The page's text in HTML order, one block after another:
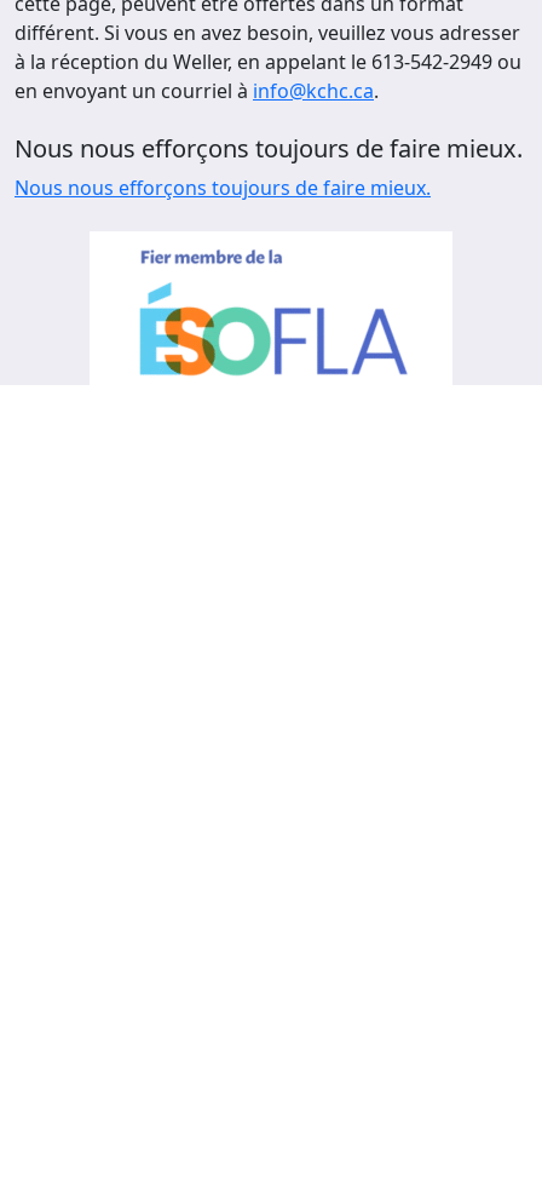
différent. Si vous en avez besoin, veuillez vous adresser
à la réception du Weller, en appelant le 613-542-2949 ou
en envoyant un courriel à info@kchc.ca.
Nous nous efforçons toujours de faire mieux.
Nous nous efforçons toujours de faire mieux.